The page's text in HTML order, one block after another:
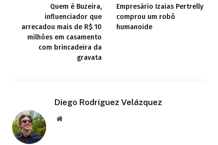
Quem é Buzeira,
influenciador que
arrecadou mais de R$ 10
milhões em casamento
com brincadeira da
gravata
Empresário Izaias Pertrelly
comprou um robô
humanoide
Diego Rodríguez Velázquez
Website